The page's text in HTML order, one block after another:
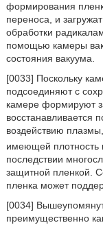
формирования
переноса, и
обработки
помощью камеры
состояния вакуума.
[0033] Поскольку
подсоединяют с
камере формируют
восстанавливается
воздействию
имеющей плотность
последствии
защитной пленкой.
пленка может
[0034]
преимущественно